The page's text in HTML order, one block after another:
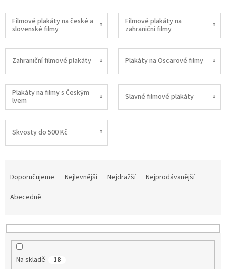
Filmové plakáty na české a
slovenské filmy
Filmové plakáty na
zahraniční filmy
Zahraniční filmové plakáty Plakáty na Oscarové filmy
Plakáty na filmy s Českým
lvem
Slavné filmové plakáty
Skvosty do 500 Kč
p
Doporučujeme Nejlevnější Nejdražší
Nejprodávanější
Abecedně
Na skladě 18